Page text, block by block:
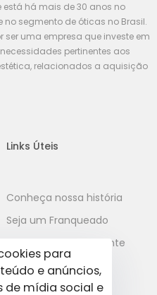
há mais de 30 anos no
segmento de óticas no Brasil.
ser uma empresa que investe em
pertinentes aos
relacionados a aquisição
Links Úteis
Conheça nossa história
Seja um Franqueado
Atendimento ao Cliente
para
e anúncios,
de mídia social e